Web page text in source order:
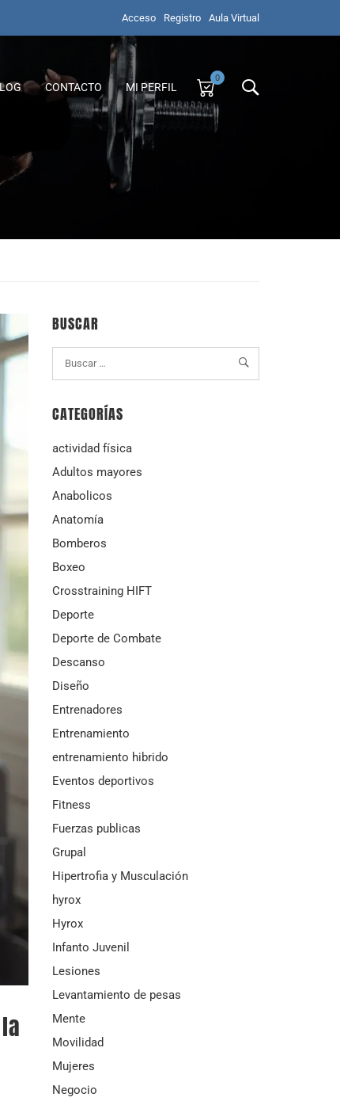
Acceso Registro Aula Virtual
CONTACTO MI PERFIL
0
BUSCAR
CATEGORÍAS
actividad física
Adultos mayores
Anabolicos
Anatomía
Bomberos
Boxeo
Crosstraining HIFT
Deporte
Deporte de Combate
Descanso
Diseño
Entrenadores
Entrenamiento
entrenamiento hibrido
Eventos deportivos
Fitness
Fuerzas publicas
Grupal
Hipertrofia y Musculación
hyrox
Hyrox
Infanto Juvenil
Lesiones
Levantamiento de pesas
Mente
Movilidad
Mujeres
Negocio